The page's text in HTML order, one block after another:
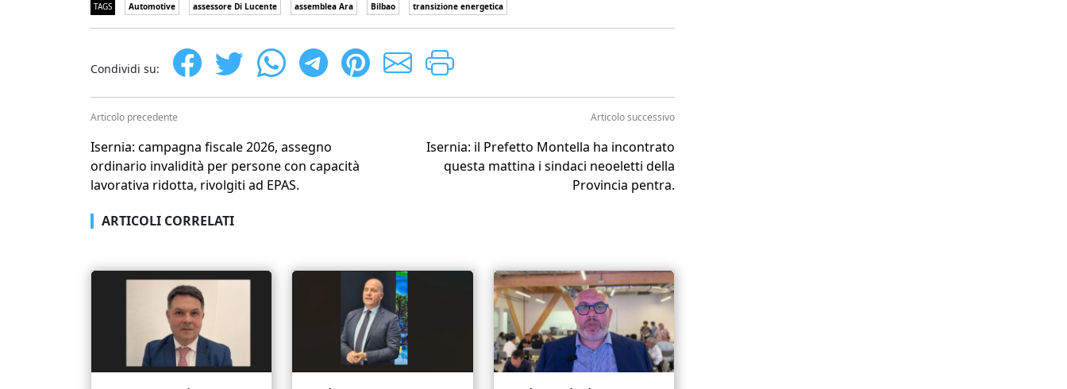
TAGS Automotive assessore Di Lucente assemblea Ara Bilbao transizione energetica
Condividi su:
Articolo precedente
Isernia: campagna fiscale 2026, assegno
ordinario invalidità per persone con capacità
lavorativa ridotta, rivolgiti ad EPAS.
Articolo successivo
Isernia: il Prefetto Montella ha incontrato
questa mattina i sindaci neoeletti della
Provincia pentra.
ARTICOLI CORRELATI